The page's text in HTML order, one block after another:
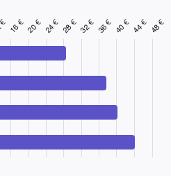
16 € 20 € 24 € 28 €32 € 36 € 40 € 44 € 48 €